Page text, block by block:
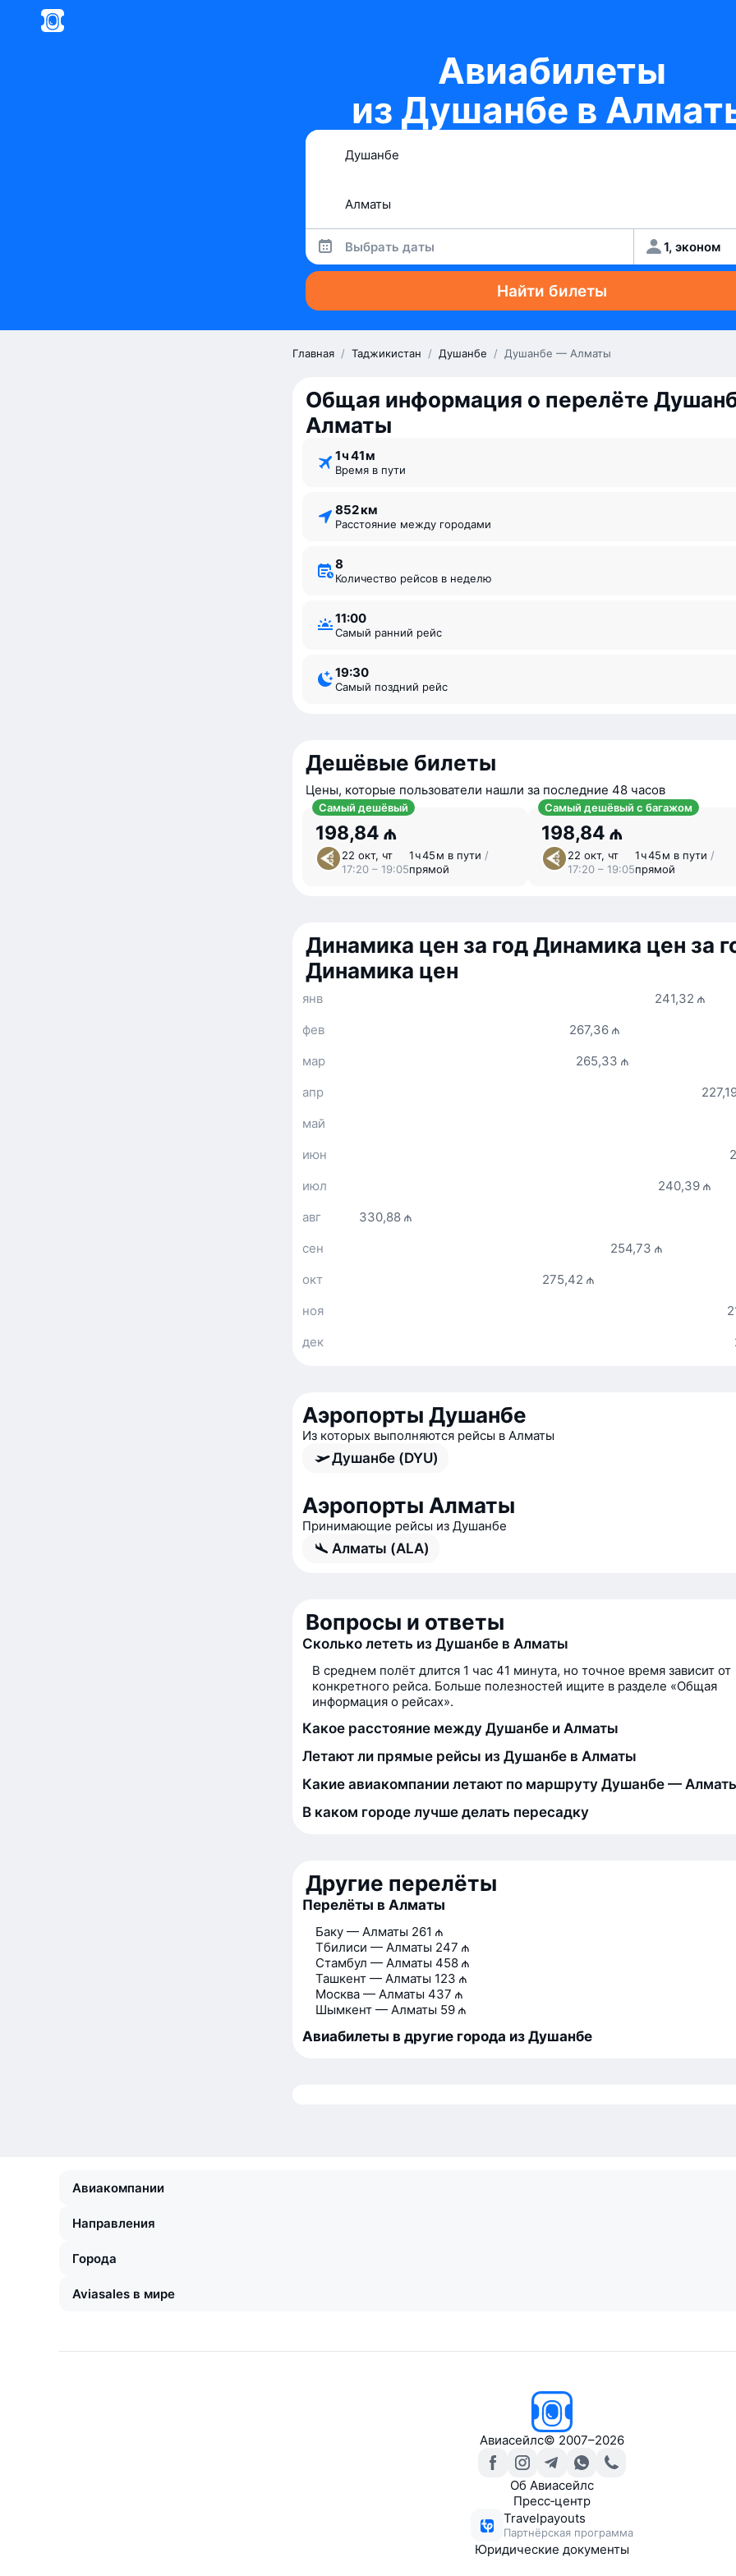
Авиабилеты
из Душанбе в
Выбрать даты 1, эконом
Найти билеты
Главная / Таджикистан / Душанбе / Душанбе — Алматы
Общая информация о перелёте
Алматы
1 ⁠ч 41 ⁠м
Время в пути
852 км
Расстояние между городами
8
Количество рейсов в неделю
11:00
Самый ранний рейс
19:30
Самый поздний рейс
Дешёвые билеты
Цены, которые пользователи нашли за последние 48 часов
Самый дешёвый
198,84 ₼
22 окт, чт
17:20 – 19:05
1 ⁠ч 45 ⁠м в пути /
прямой
Самый дешёвый с багажом
198,84 ₼
22 окт, чт
17:20 – 19:05
1 ⁠ч 45 ⁠м в пути /
прямой
Динамика цен за годДинамика цен за
Динамика цен
241,32 ₼
янв
267,36 ₼
фев
265,33 ₼
мар
апр
май
июн
240,39 ₼
июл
330,88 ₼
авг
254,73 ₼
сен
275,42 ₼
окт
ноя
дек
Аэропорты Душанбе
Из которых выполняются рейсы в Алматы
Душанбе (DYU)
Аэропорты Алматы
Принимающие рейсы из Душанбе
Алматы (ALA)
Вопросы и ответы
Сколько лететь из Душанбе в Алматы
В среднем полёт длится 1 час 41 минута, но точное время зависит от
конкретного рейса. Больше полезностей ищите в разделе «Общая
информация о рейсах».
Какое расстояние между Душанбе и Алматы
Летают ли прямые рейсы из Душанбе в Алматы
Какие авиакомпании летают по маршруту Душанбе —
В каком городе лучше делать пересадку
Другие перелёты
Перелёты в Алматы
Баку — Алматы 261 ₼
Тбилиси — Алматы 247 ₼
Стамбул — Алматы 458 ₼
Ташкент — Алматы 123 ₼
Москва — Алматы 437 ₼
Шымкент — Алматы 59 ₼
Авиабилеты в другие города из Душанбе
Авиакомпании
Направления
Города
Aviasales в мире
Авиасейлс© 2007–2026
Об Авиасейлс
Пресс‑центр
Travelpayouts
Партнёрская программа
Юридические документы